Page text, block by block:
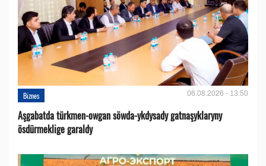
Biznes 06.08.2026 - 13:50
Aşgabatda türkmen-owgan söwda-ykdysady gatnaşyklaryny
ösdürmeklige garaldy